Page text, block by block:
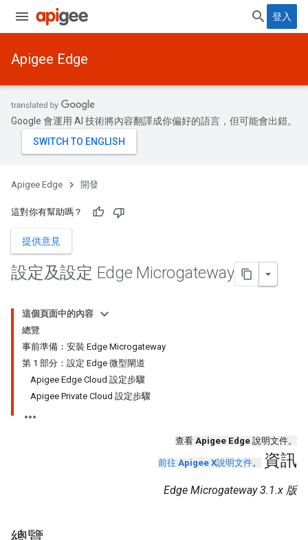
登入
Apigee Edge
Google 會運用 AI 技術將內容翻譯成你偏好的語言，但可能會出錯。
Apigee Edge 開發
這對你有幫助嗎？
提供意見
設定及設定 Edge Microgateway
這個頁面中的內容
總覽
事前準備：安裝 Edge Microgateway
第 1 部分：設定 Edge 微型閘道
Apigee Edge Cloud 設定步驟
Apigee Private Cloud 設定步驟
查看 Apigee Edge 說明文件。
前往 Apigee X說明文件。 資訊
Edge Microgateway 3.1.x 版